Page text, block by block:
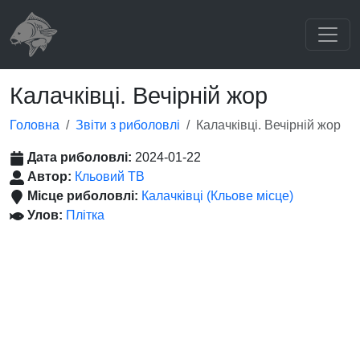
Калачківці. Вечірній жор
Головна Звіти з риболовлі Калачківці. Вечірній жор
Дата риболовлі: 2024-01-22
Автор: Кльовий ТВ
Місце риболовлі: Калачківці (Кльове місце)
Улов: Плітка